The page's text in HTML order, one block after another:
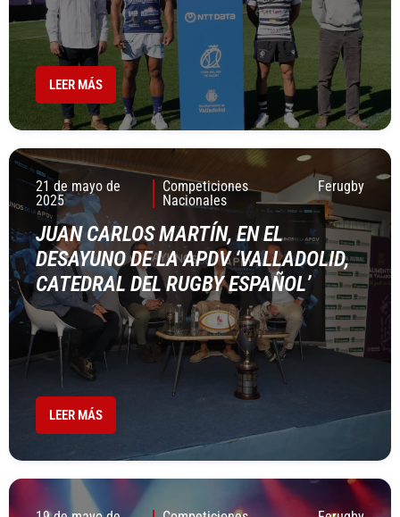
LEER MÁS
21 de mayo de
2025
Competiciones
Nacionales
Ferugby
JUAN CARLOS MARTÍN, EN EL
DESAYUNO DE LA APDV ‘VALLADOLID,
CATEDRAL DEL RUGBY ESPAÑOL’
LEER MÁS